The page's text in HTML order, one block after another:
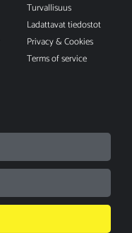
Turvallisuus
Ladattavat tiedostot
Privacy & Cookies
Terms of service